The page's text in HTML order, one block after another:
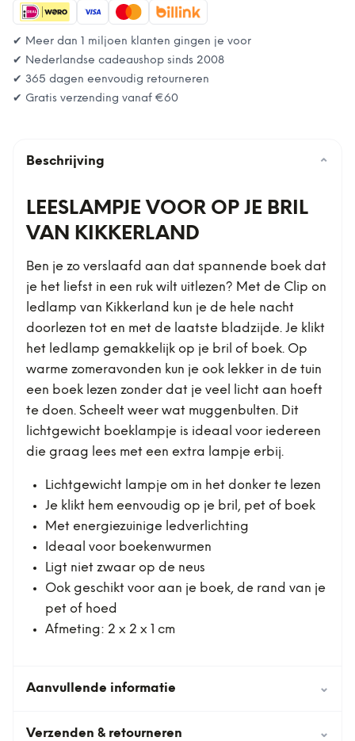
✔ Meer dan 1 miljoen klanten gingen je voor
✔ Nederlandse cadeaushop sinds 2008
✔ 365 dagen eenvoudig retourneren
✔ Gratis verzending vanaf €60
Beschrijving ⌄
LEESLAMPJE VOOR OP JE BRIL
VAN KIKKERLAND
Ben je zo verslaafd aan dat spannende boek dat
je het liefst in een ruk wilt uitlezen? Met de Clip on
ledlamp van Kikkerland kun je de hele nacht
doorlezen tot en met de laatste bladzijde. Je klikt
het ledlamp gemakkelijk op je bril of boek. Op
warme zomeravonden kun je ook lekker in de tuin
een boek lezen zonder dat je veel licht aan hoeft
te doen. Scheelt weer wat muggenbulten. Dit
lichtgewicht boeklampje is ideaal voor iedereen
die graag lees met een extra lampje erbij.
Lichtgewicht lampje om in het donker te lezen
Je klikt hem eenvoudig op je bril, pet of boek
Met energiezuinige ledverlichting
Ideaal voor boekenwurmen
Ligt niet zwaar op de neus
Ook geschikt voor aan je boek, de rand van je
pet of hoed
Afmeting: 2 x 2 x 1 cm
Aanvullende informatie ⌄
Verzenden & retourneren ⌄